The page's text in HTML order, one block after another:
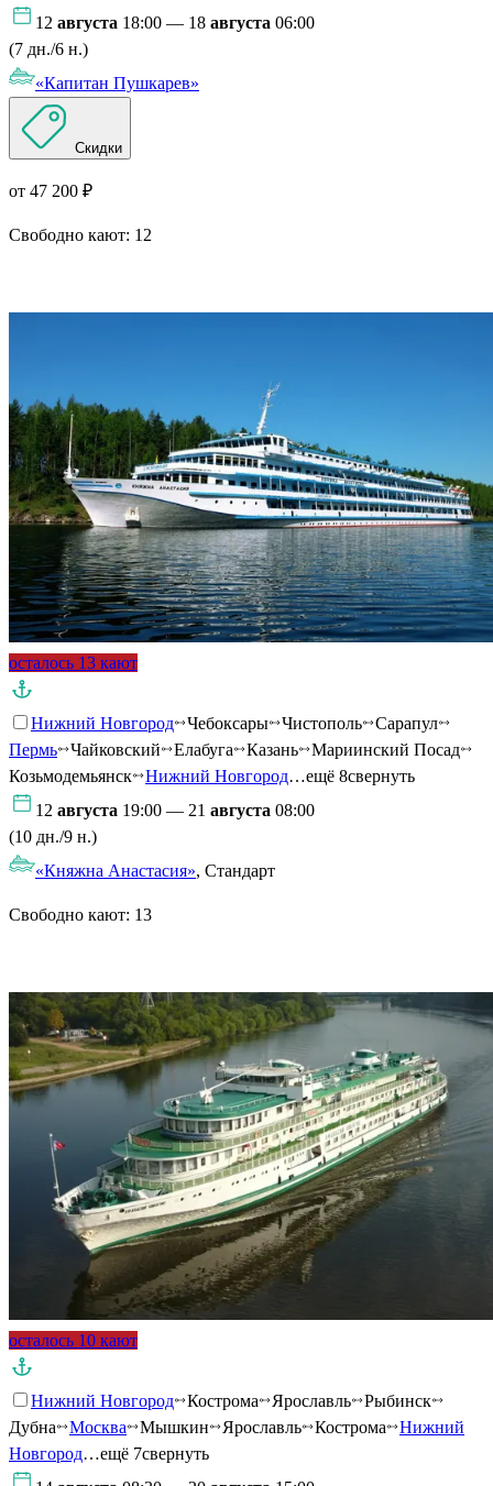
12 августа 18:00 — 18 августа 06:00
(7 дн./6 н.)
«Капитан Пушкарев»
Скидки
от 47 200 ₽
Свободно кают: 12
осталось 13 кают
Нижний Новгород Чебоксары Чистополь
Сарапул
Пермь
Чайковский Елабуга Казань
Мариинский Посад
Козьмодемьянск
Нижний Новгород…ещё 8свернуть
12 августа 19:00 — 21 августа 08:00
(10 дн./9 н.)
«Княжна Анастасия», Стандарт
Свободно кают: 13
осталось 10 кают
Нижний Новгород Кострома Ярославль
Рыбинск
Дубна
Москва Мышкин Ярославль Кострома
Нижний
Новгород…ещё 7свернуть